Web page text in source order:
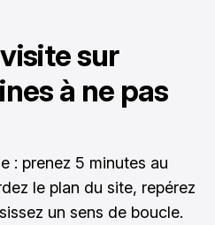
sur
à ne pas
: prenez 5 minutes au
le plan du site, repérez
un sens de boucle.